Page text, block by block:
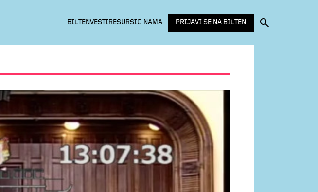
BILTENVESTIRESURSIO NAMA PRIJAVI SE NA BILTEN